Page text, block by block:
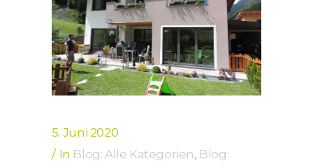
5. Juni 2020
In Blog: Alle Kategorien, Blog: